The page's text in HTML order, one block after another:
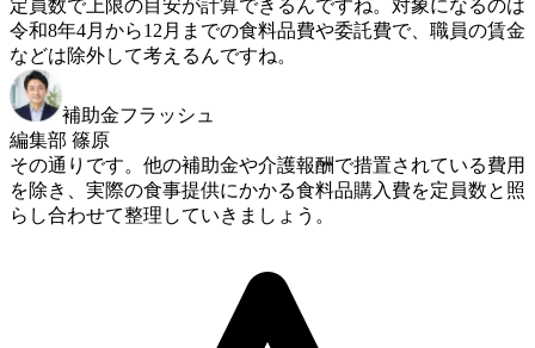
定員数で上限の目安が計算できるんですね。対象になるのは
令和8年4月から12月までの食料品費や委託費で、職員の賃金
などは除外して考えるんですね。
補助金フラッシュ
編集部 篠原
その通りです。他の補助金や介護報酬で措置されている費用
を除き、実際の食事提供にかかる食料品購入費を定員数と照
らし合わせて整理していきましょう。